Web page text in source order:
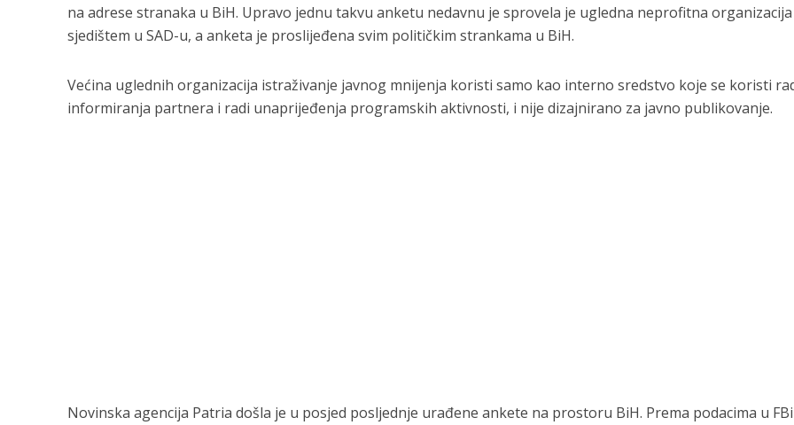
na adrese stranaka u BiH. Upravo jednu takvu anketu nedavnu je sprovela je ugledna neprofitna organizacija
sjedištem u SAD-u, a anketa je proslijeđena svim političkim strankama u BiH.
Većina uglednih organizacija istraživanje javnog mnijenja koristi samo kao interno sredstvo koje se koristi
informiranja partnera i radi unaprijeđenja programskih aktivnosti, i nije dizajnirano za javno publikovanje.
Novinska agencija Patria došla je u posjed posljednje urađene ankete na prostoru BiH. Prema podacima u